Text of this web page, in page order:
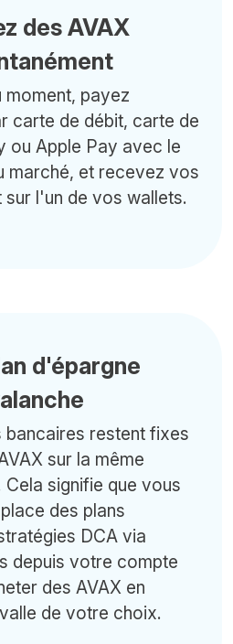
des AVAX
payez
carte de débit, carte de
ou Apple Pay avec le
marché, et recevez vos
l'un de vos wallets.
d'épargne
restent fixes
sur la même
signifie que vous
des plans
DCA via
depuis votre compte
des AVAX en
de votre choix.